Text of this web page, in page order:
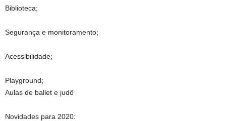
Biblioteca;
Segurança e monitoramento;
Acessibilidade;
Playground;
Aulas de ballet e judô
Novidades para 2020: